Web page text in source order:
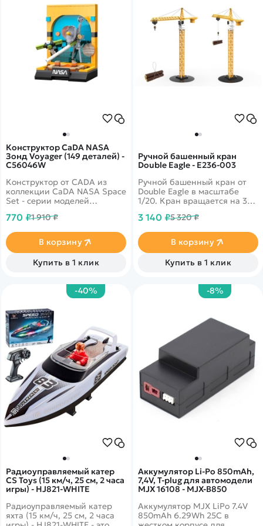
Конструктор CaDA NASA
Зонд Voyager (149 деталей) -
C56046W
Конструктор от CADA из
коллекции CaDA NASA Space
Set - серии моделей
770 ₽1 910 ₽
В корзину
Купить в 1 клик
Ручной башенный кран
Double Eagle - E236-003
Ручной башенный кран от
Double Eagle в масштабе
1/20. Кран вращается на 360
подвижном тросе.
3 140 ₽5 320 ₽
В корзину
Купить в 1 клик
-40%
Радиоуправляемый катер
CS Toys (15 км/ч, 25 см, 2 часа
игры) - HJ821-WHITE
Радиоуправляемый катер
яхта (15 км/ч, 25 см, 2 часа
-8%
Аккумулятор Li-Po 850mAh,
7,4V, T‐plug для автомодели
MJX 16108 - MJX-B850
Аккумулятор MJX LiPo 7.4V
850mAh 6.29Wh 25C в